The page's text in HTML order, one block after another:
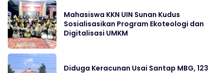
Mahasiswa KKN UIN Sunan Kudus
Sosialisasikan Program Ekoteologi dan
Digitalisasi UMKM
Diduga Keracunan Usai Santap MBG, 123